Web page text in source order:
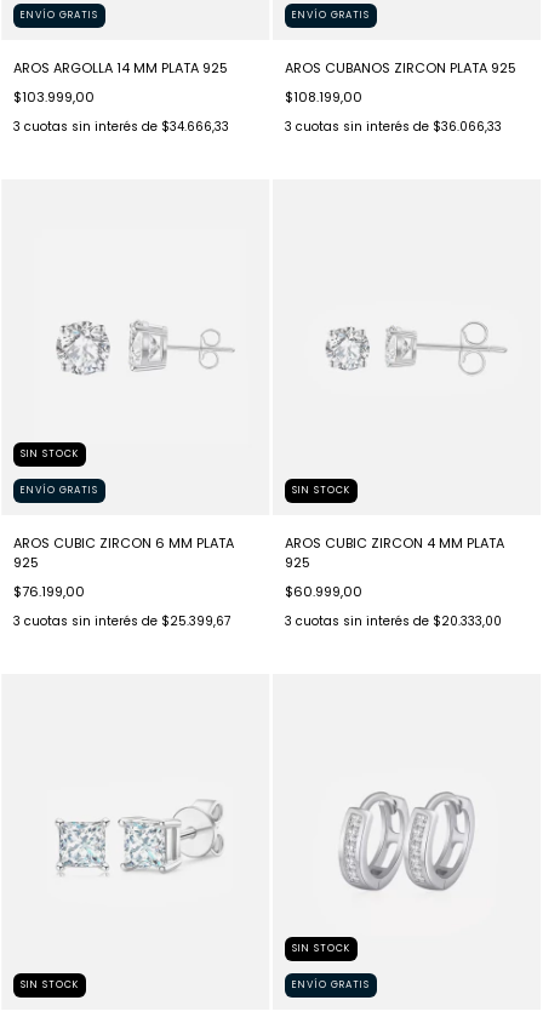
ENVÍO GRATIS
AROS ARGOLLA 14 MM PLATA 925
$103.999,00
3 cuotas sin interés de $34.666,33
ENVÍO GRATIS
AROS CUBANOS ZIRCON PLATA 925
$108.199,00
3 cuotas sin interés de $36.066,33
SIN STOCK
ENVÍO GRATIS
AROS CUBIC ZIRCON 6 MM PLATA
925
$76.199,00
3 cuotas sin interés de $25.399,67
SIN STOCK
AROS CUBIC ZIRCON 4 MM PLATA
925
$60.999,00
3 cuotas sin interés de $20.333,00
SIN STOCK
SIN STOCK
ENVÍO GRATIS